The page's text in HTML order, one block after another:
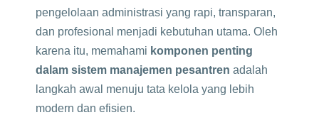
pengelolaan administrasi yang rapi, transparan,
dan profesional menjadi kebutuhan utama. Oleh
karena itu, memahami komponen penting
dalam sistem manajemen pesantren adalah
langkah awal menuju tata kelola yang lebih
modern dan efisien.